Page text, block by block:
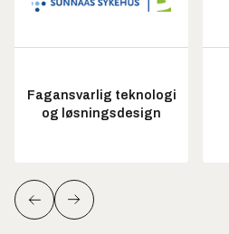
Fagansvarlig teknologi
og løsningsdesign